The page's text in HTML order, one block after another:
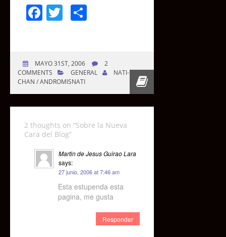
Facebook
Twitter
MAYO 31ST, 2006
2
COMMENTS
GENERAL
NATI-
CHAN / ANDROMISNATI
2 thoughts on “Sobre la Nueva
Cara del Blog”
Martin de Jesus Guirao Lara
says:
27 junio, 2006 at 7:46 am
Esta estupenda esta
pagina, me gusta
Responder